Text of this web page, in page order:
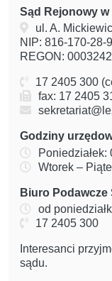
Sąd Rejonowy w
ul. A.
NIP: 816-170-28-
REGON:
17 2405 300
fax: 17 2405
Godziny
Poniedziałek:
Wtorek –
Biuro Podawcze
od
17 2405 300
Interesanci
sądu.